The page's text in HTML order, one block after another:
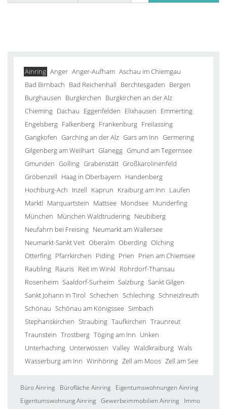
Ainring Anger Anger-Aufham Aschau im Chiemgau
Bad Birnbach Bad Reichenhall Berchtesgaden Bergen
Burghausen Burgkirchen Burgkirchen an der Alz
Chieming Dachau Eggenfelden Elixhausen Emmerting
Engelsberg Falkenberg Frankenburg Freilassing
Gangkofen Garching an der Alz Gars am Inn Germering
Gilgenberg am Weilhart Glanegg Gmund am Tegernsee
Gmunden Golling Grabenstätt Großkarolinenfeld
Gröbenzell Haag in Oberbayern Handenberg
Hochburg-Ach Inzell Kaprun Kraiburg am Inn Laufen
Marktl Marquartstein Mattsee Mondsee Munderfing
München München Waldtrudering Neubiberg
Neufahrn bei Freising Neumarkt am Wallersee
Neumarkt-Sankt Veit Oberalm Oberding Olching
Otterfing Pfarrkirchen Piding Prien Prien am Chiemsee
Raubling Rauris Reit im Winkl Rohrdorf-Thansau
Rosenheim Saaldorf-Surheim Salzburg Sankt Gilgen
Sankt Johann in Tirol Schechen Schleching Schneizlreuth
Schönau Schönau am Königssee Simbach
Stephanskirchen Straubing Taufkirchen Traunreut
Traunstein Trostberg Töging am Inn Unken
Unterhaching Unterwössen Valley Waldkraiburg Wals
Wasserburg am Inn Winhöring Zell am Moos Zell am See
Büro Ainring Bürofläche Ainring
Eigentumswohnungen Ainring
Eigentumswohnung Ainring Gewerbeimmobilien Ainring
Immo